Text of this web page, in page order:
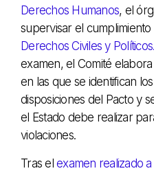
Derechos Humanos, el
supervisar el cumplimiento
Derechos Civiles y Políticos.
examen, el Comité
en las que se identifican
disposiciones del Pacto y
el Estado debe realizar
violaciones.
Tras el examen realizado